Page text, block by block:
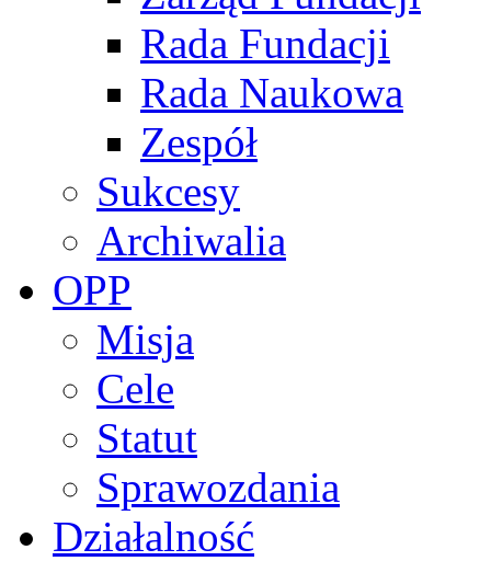
Rada Fundacji
Rada Naukowa
Zespół
Sukcesy
Archiwalia
OPP
Misja
Cele
Statut
Sprawozdania
Działalność